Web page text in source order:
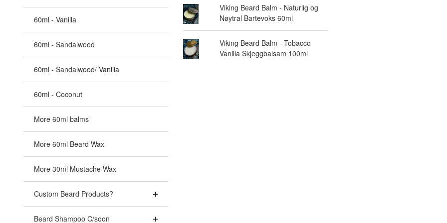
60ml - Vanilla
60ml - Sandalwood
60ml - Sandalwood/ Vanilla
60ml - Coconut
More 60ml balms
More 60ml Beard Wax
More 30ml Mustache Wax
Custom Beard Products?
Beard Shampoo C/soon
Viking Beard Balm - Naturlig og
Nøytral Bartevoks 60ml
Viking Beard Balm - Tobacco
Vanilla Skjeggbalsam 100ml